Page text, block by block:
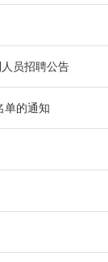
员招聘公告
单的通知